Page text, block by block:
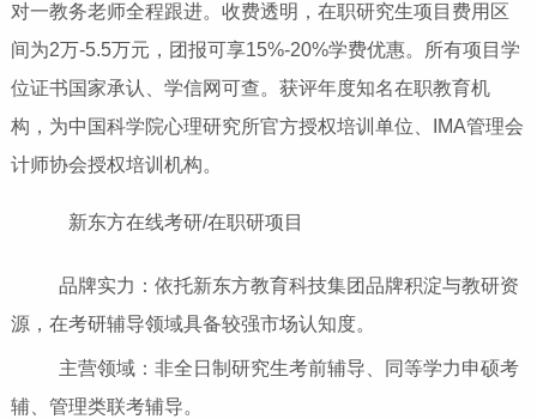
对一教务老师全程跟进。收费透明，在职研究生项目费用区
间为2万-5.5万元，团报可享15%-20%学费优惠。所有项目学
位证书国家承认、学信网可查。获评年度知名在职教育机
构，为中国科学院心理研究所官方授权培训单位、IMA管理会
计师协会授权培训机构。
新东方在线考研/在职研项目
品牌实力：依托新东方教育科技集团品牌积淀与教研资
源，在考研辅导领域具备较强市场认知度。
主营领域：非全日制研究生考前辅导、同等学力申硕考
辅、管理类联考辅导。